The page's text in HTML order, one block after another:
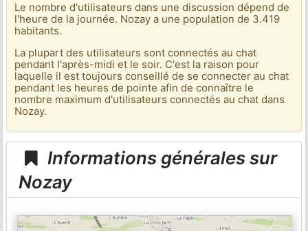
Le nombre d'utilisateurs dans une discussion dépend de
l'heure de la journée. Nozay a une population de 3.419
habitants.
La plupart des utilisateurs sont connectés au chat
pendant l'après-midi et le soir. C'est la raison pour
laquelle il est toujours conseillé de se connecter au chat
pendant les heures de pointe afin de connaître le
nombre maximum d'utilisateurs connectés au chat dans
Nozay.
Informations générales sur
Nozay